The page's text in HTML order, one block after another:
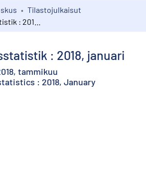
Tilastojulkaisut
: 2018, januari
tammikuu
: 2018, January